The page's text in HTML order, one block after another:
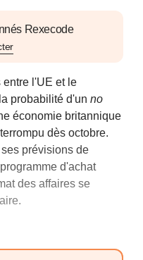
Rexecode
l'UE et le
probabilité d'unno
économie britannique
dès octobre.
prévisions de
d'achat
des affaires se